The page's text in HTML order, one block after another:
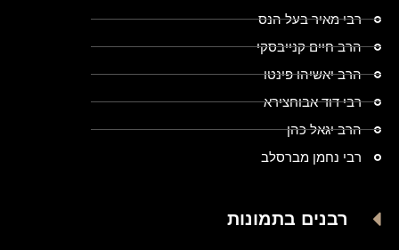
רבי מאיר בעל הנס
הרב חיים קנייבסקי
הרב יאשיהו פינטו
רבי דוד אבוחצירא
הרב יגאל כהן
רבי נחמן מברסלב
רבנים בתמונות